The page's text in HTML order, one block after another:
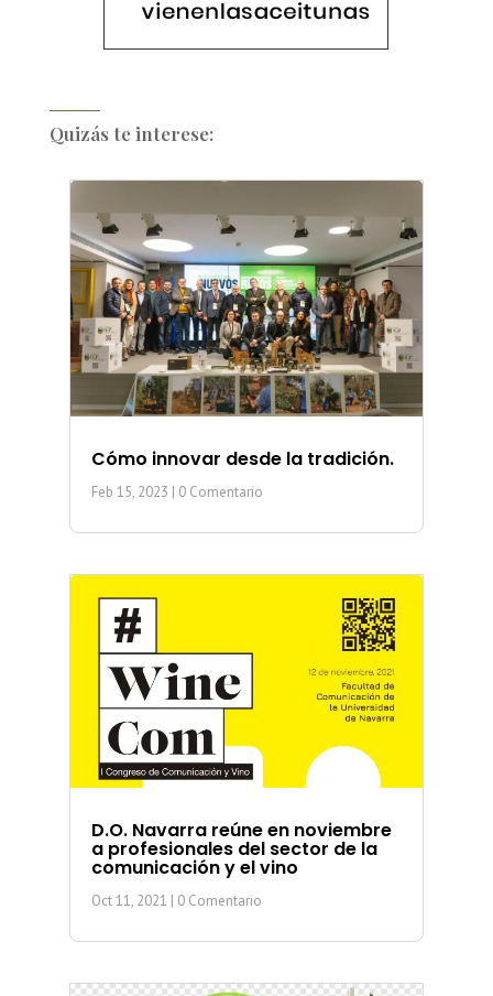
Quizás te interese:
Cómo innovar desde la tradición.
Feb 15, 2023 | 0 Comentario
D.O. Navarra reúne en noviembre
a profesionales del sector de la
comunicación y el vino
Oct 11, 2021 | 0 Comentario